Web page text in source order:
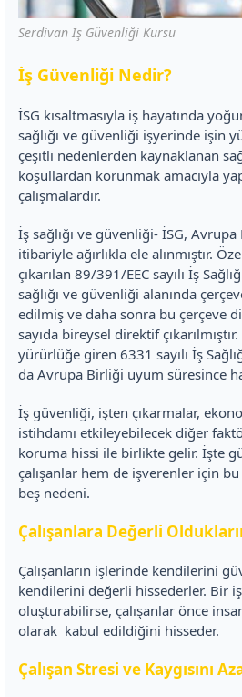
Serdivan İş Güvenliği Kursu
İş Güvenliği Nedir?
İSG kısaltmasıyla iş hayatında
sağlığı ve güvenliği işyerinde işin
çeşitli nedenlerden kaynaklanan
koşullardan korunmak amacıyla
çalışmalardır.
İş sağlığı ve güvenliği- İSG,
itibariyle ağırlıkla ele alınmıştır.
çıkarılan 89/391/EEC sayılı İş
sağlığı ve güvenliği alanında
edilmiş ve daha sonra bu çerçeve
sayıda bireysel direktif
yürürlüğe giren 6331 sayılı İş
da Avrupa Birliği uyum süresince
İş güvenliği, işten çıkarmalar,
istihdamı etkileyebilecek diğer
koruma hissi ile birlikte gelir. İşte
çalışanlar hem de işverenler için
beş nedeni.
Çalışanlara Değerli
Çalışanların işlerinde kendilerini
kendilerini değerli hissederler. Bir
oluşturabilirse, çalışanlar önce
olarak kabul edildiğini hisseder.
Çalışan Stresi ve Kaygısını